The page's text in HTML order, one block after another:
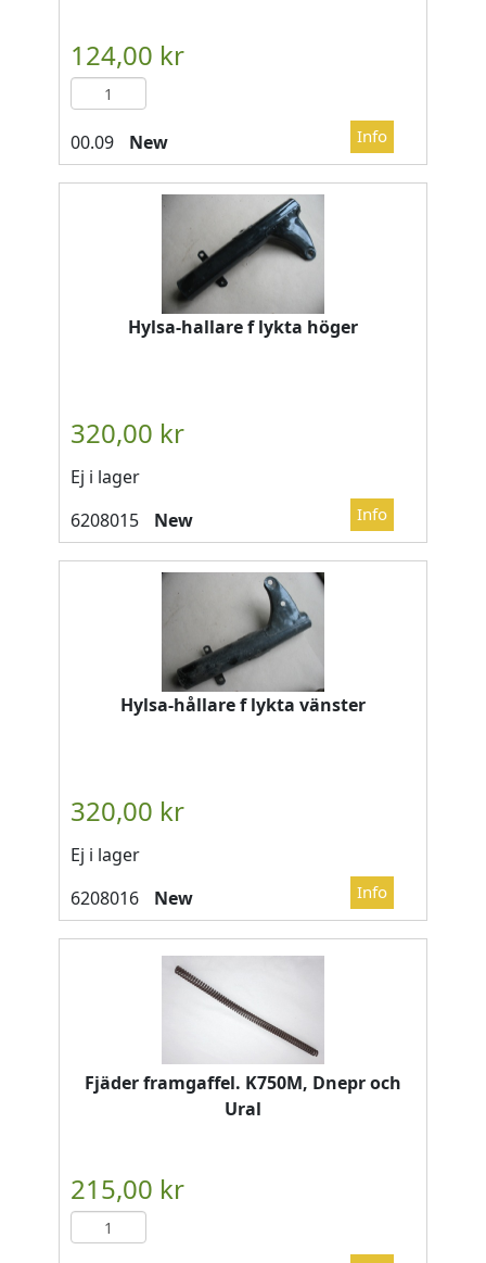
New
Hylsa-hallare f lykta höger
Ej i lager
New
Hylsa-hållare f lykta vänster
Ej i lager
New
Fjäder framgaffel. K750M, Dnepr och
Ural